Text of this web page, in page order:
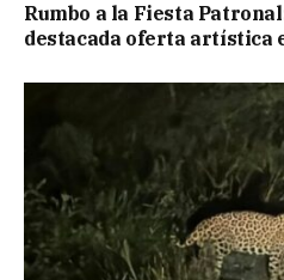
Rumbo a la Fiesta
destacada oferta artística